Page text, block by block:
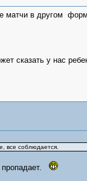
матчи в другом
сказать у нас
все соблюдается.
пропадает.